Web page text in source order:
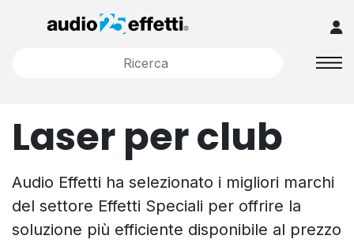
Laser per club
Audio Effetti ha selezionato i migliori marchi
del settore Effetti Speciali per offrire la
soluzione più efficiente disponibile al prezzo